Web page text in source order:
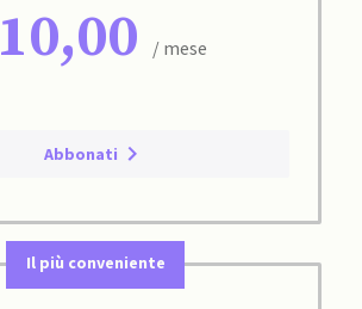
10,00 / mese
Abbonati
Il più conveniente